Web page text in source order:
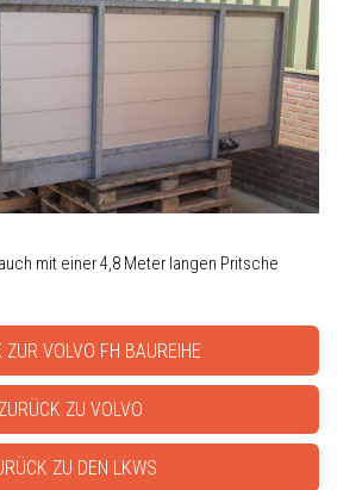
mit einer 4,8 Meter langen Pritsche
ZUR VOLVO FH BAUREIHE
ZURÜCK ZU VOLVO
ZU DEN LKWS